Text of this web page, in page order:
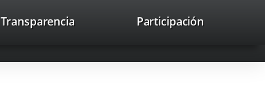
EnlaceEnlace
una
Enlace
una
Buscar
Transparencia Participación